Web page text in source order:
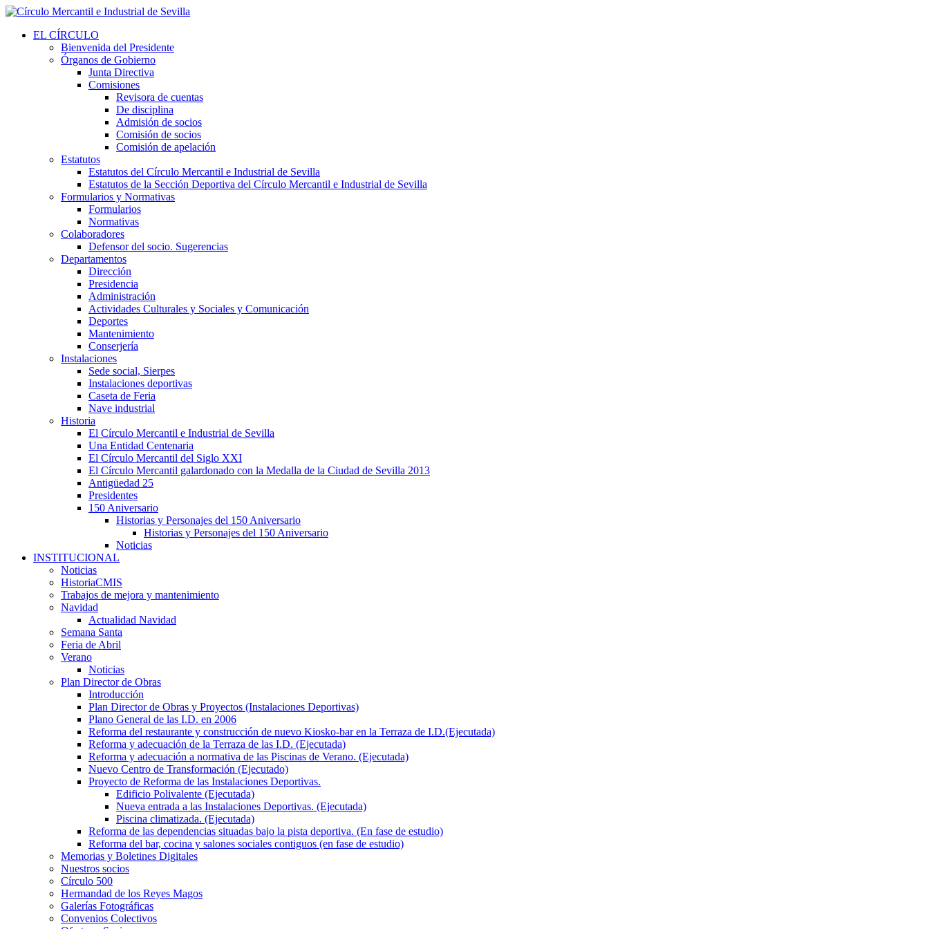
EL CÍRCULO
Bienvenida del Presidente
Órganos de Gobierno
Junta Directiva
Comisiones
Revisora de cuentas
De disciplina
Admisión de socios
Comisión de socios
Comisión de apelación
Estatutos
Estatutos del Círculo Mercantil e Industrial de Sevilla
Estatutos de la Sección Deportiva del Círculo Mercantil e Industrial de Sevilla
Formularios y Normativas
Formularios
Normativas
Colaboradores
Defensor del socio. Sugerencias
Departamentos
Dirección
Presidencia
Administración
Actividades Culturales y Sociales y Comunicación
Deportes
Mantenimiento
Conserjería
Instalaciones
Sede social, Sierpes
Instalaciones deportivas
Caseta de Feria
Nave industrial
Historia
El Círculo Mercantil e Industrial de Sevilla
Una Entidad Centenaria
El Círculo Mercantil del Siglo XXI
El Círculo Mercantil galardonado con la Medalla de la Ciudad de Sevilla 2013
Antigüedad 25
Presidentes
150 Aniversario
Historias y Personajes del 150 Aniversario
Historias y Personajes del 150 Aniversario
Noticias
INSTITUCIONAL
Noticias
HistoriaCMIS
Trabajos de mejora y mantenimiento
Navidad
Actualidad Navidad
Semana Santa
Feria de Abril
Verano
Noticias
Plan Director de Obras
Introducción
Plan Director de Obras y Proyectos (Instalaciones Deportivas)
Plano General de las I.D. en 2006
Reforma del restaurante y construcción de nuevo Kiosko-bar en la Terraza de I.D.(Ejecutada)
Reforma y adecuación de la Terraza de las I.D. (Ejecutada)
Reforma y adecuación a normativa de las Piscinas de Verano. (Ejecutada)
Nuevo Centro de Transformación (Ejecutado)
Proyecto de Reforma de las Instalaciones Deportivas.
Edificio Polivalente (Ejecutada)
Nueva entrada a las Instalaciones Deportivas. (Ejecutada)
Piscina climatizada. (Ejecutada)
Reforma de las dependencias situadas bajo la pista deportiva. (En fase de estudio)
Reforma del bar, cocina y salones sociales contiguos (en fase de estudio)
Memorias y Boletines Digitales
Nuestros socios
Círculo 500
Hermandad de los Reyes Magos
Galerías Fotográficas
Convenios Colectivos